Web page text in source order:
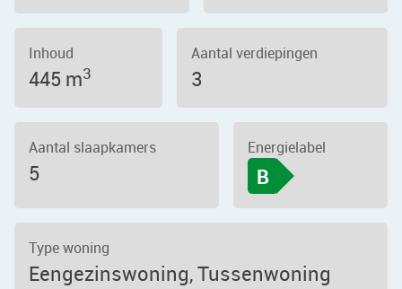
Inhoud
445 m3
Aantal verdiepingen
3
Aantal slaapkamers
5
Energielabel
B
Type woning
Eengezinswoning, Tussenwoning